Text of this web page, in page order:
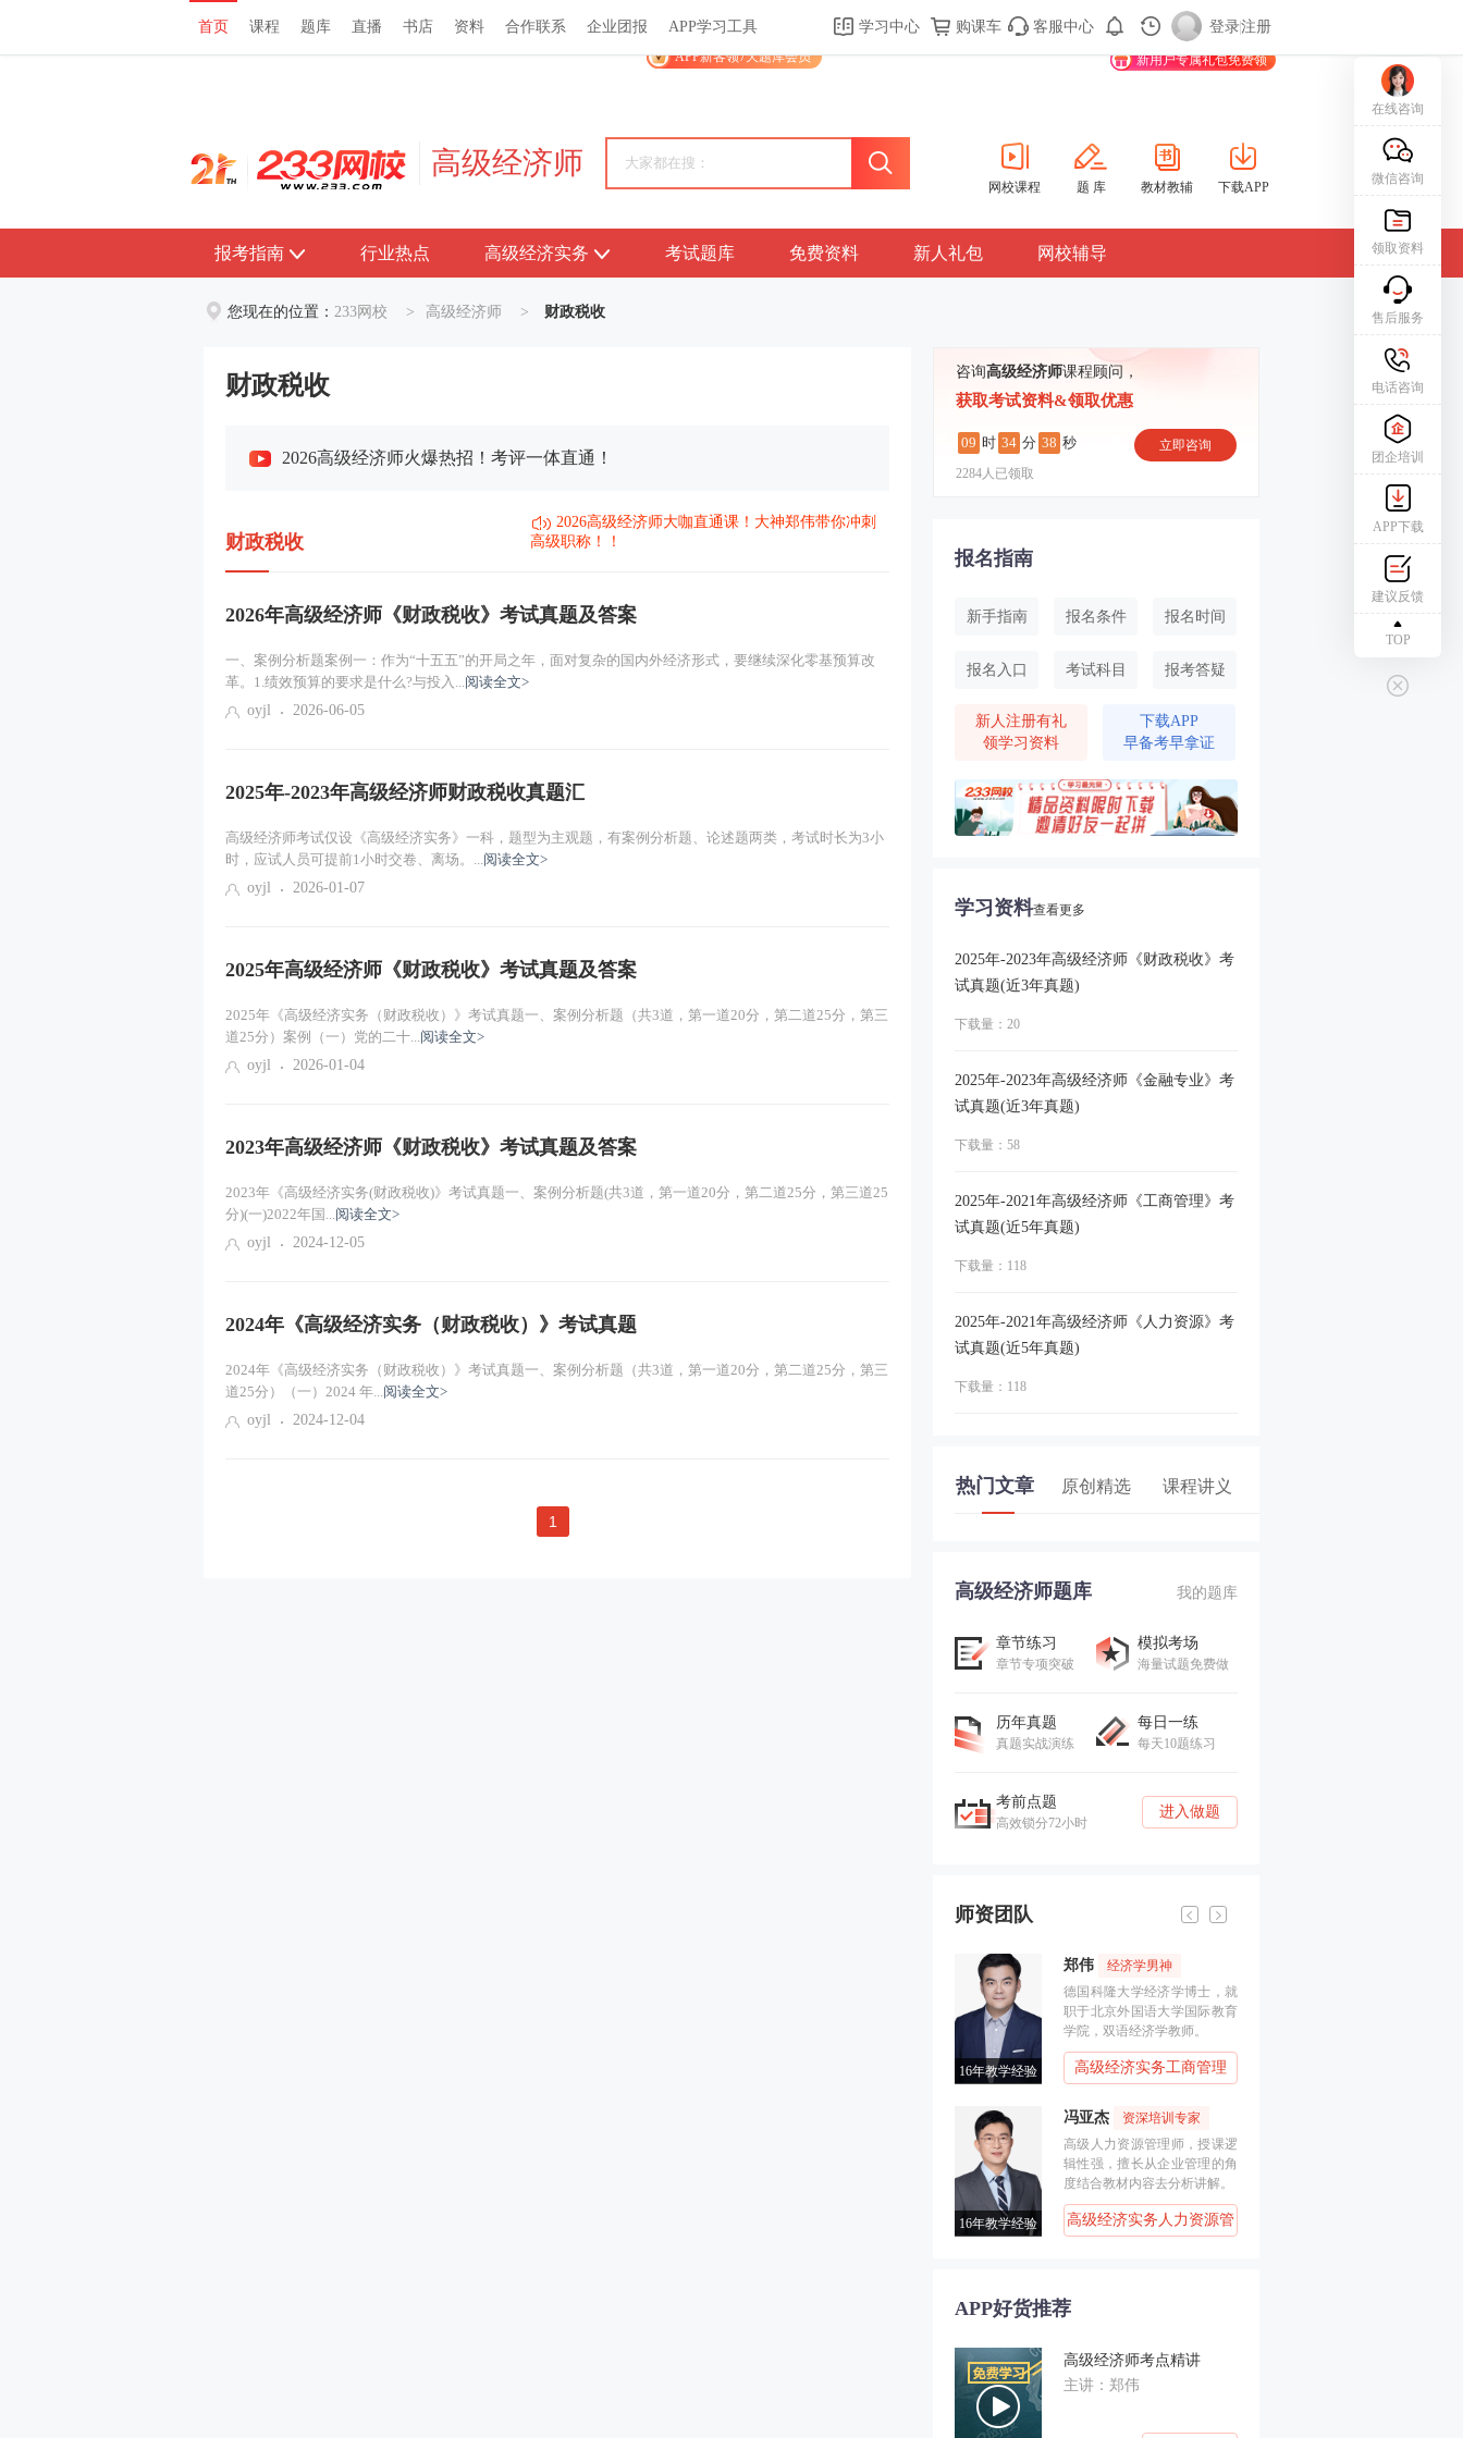
首页 课程 题库 直播 书店 资料 合作联系 企业团报 APP学习工具 学习中心 购课车 客服中心 登录|注册
首页 课程 题库 直播 书店 资料 关于我们 帮助中心 APP学习工具
APP新客领7天题库会员
渠道合作 企业团报 购课车 登录/注册
新用户专属礼包免费领
高级经济师
网校课程 题 库 教材教辅 下载APP
报考指南 行业热点 高级经济实务 考试题库 免费资料 新人礼包 网校辅导
您现在的位置： 233网校 > 高级经济师 > 财政税收
财政税收
2026高级经济师火爆热招！考评一体直通！
财政税收
2026高级经济师大咖直通课！大神郑伟带你冲刺
高级职称！！
2026年高级经济师《财政税收》考试真题及答案
一、案例分析题案例一：作为“十五五”的开局之年，面对复杂的国内外经济形式，要继续深化零基预算改
革。1.绩效预算的要求是什么?与投入...阅读全文>
oyjl
2026-06-05
2025年-2023年高级经济师财政税收真题汇
高级经济师考试仅设《高级经济实务》一科，题型为主观题，有案例分析题、论述题两类，考试时长为3小
时，应试人员可提前1小时交卷、离场。...阅读全文>
oyjl
2026-01-07
2025年高级经济师《财政税收》考试真题及答案
2025年《高级经济实务（财政税收）》考试真题一、案例分析题（共3道，第一道20分，第二道25分，第三
道25分）案例（一）党的二十...阅读全文>
oyjl
2026-01-04
2023年高级经济师《财政税收》考试真题及答案
2023年《高级经济实务(财政税收)》考试真题一、案例分析题(共3道，第一道20分，第二道25分，第三道25
分)(一)2022年国...阅读全文>
oyjl
2024-12-05
2024年《高级经济实务（财政税收）》考试真题
2024年《高级经济实务（财政税收）》考试真题一、案例分析题（共3道，第一道20分，第二道25分，第三
道25分）（一）2024 年...阅读全文>
oyjl
2024-12-04
1
咨询高级经济师课程顾问，
获取考试资料&领取优惠
09 时 34 分 37 秒
2284 人已领取
立即咨询
报名指南
新手指南 报名条件 报名时间
报名入口 考试科目 报考答疑
新人注册有礼
领学习资料
下载APP
早备考早拿证
学习资料查看更多
2025年-2023年高级经济师《财政税收》考
试真题(近3年真题)
下载量：20
2025年-2023年高级经济师《金融专业》考
试真题(近3年真题)
下载量：58
2025年-2021年高级经济师《工商管理》考
试真题(近5年真题)
下载量：118
2025年-2021年高级经济师《人力资源》考
试真题(近5年真题)
下载量：118
热门文章 原创精选 课程讲义
高级经济师题库 我的题库
章节练习
章节专项突破
模拟考场
海量试题免费做
历年真题
真题实战演练
每日一练
每天10题练习
考前点题
高效锁分72小时
进入做题
师资团队
16年教学经验
郑伟
经济学男神
德国科隆大学经济学博士，就
职于北京外国语大学国际教育
学院，双语经济学教师。
高级经济实务工商管理
16年教学经验
冯亚杰
资深培训专家
高级人力资源管理师，授课逻
辑性强，擅长从企业管理的角
度结合教材内容去分析讲解。
高级经济实务人力资源管
APP好货推荐
高级经济师考点精讲
主讲：郑伟
在线咨询
微信咨询
领取资料
售后服务
电话咨询
团企培训
APP下载
建议反馈
TOP